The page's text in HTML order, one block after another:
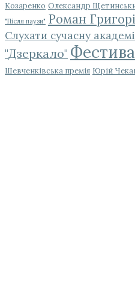
Козаренко Олександр
"Після паузи" Роман
Слухати сучасну
"Дзеркало"
Шевченківська премія Юрій